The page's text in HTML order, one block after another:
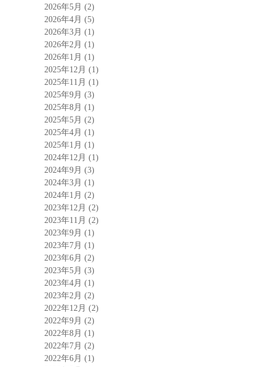
2026年5月 (2)
2026年4月 (5)
2026年3月 (1)
2026年2月 (1)
2026年1月 (1)
2025年12月 (1)
2025年11月 (1)
2025年9月 (3)
2025年8月 (1)
2025年5月 (2)
2025年4月 (1)
2025年1月 (1)
2024年12月 (1)
2024年9月 (3)
2024年3月 (1)
2024年1月 (2)
2023年12月 (2)
2023年11月 (2)
2023年9月 (1)
2023年7月 (1)
2023年6月 (2)
2023年5月 (3)
2023年4月 (1)
2023年2月 (2)
2022年12月 (2)
2022年9月 (2)
2022年8月 (1)
2022年7月 (2)
2022年6月 (1)